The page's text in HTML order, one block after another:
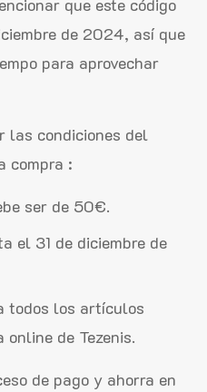
que este código
de 2024, así que
para aprovechar
las condiciones del
compra :
ser de 50€.
el 31 de diciembre de
todos los artículos
de Tezenis.
de pago y ahorra en